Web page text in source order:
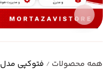
همه محصولات / فتوکپی مدل 7845 زیراکس رنگی